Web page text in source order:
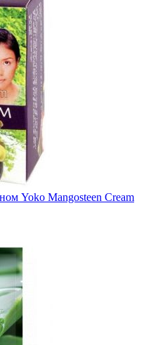
Yoko Mangosteen Cream